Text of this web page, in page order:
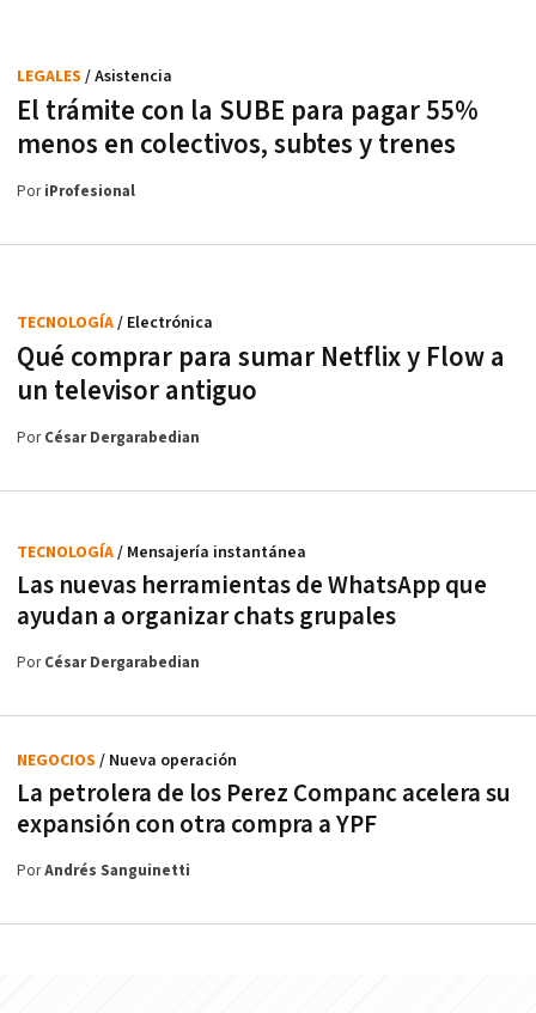
El trámite con la SUBE para pagar 55%
menos en colectivos, subtes y trenes
LEGALES / Asistencia
PoriProfesional
Qué comprar para sumar Netflix y Flow a
un televisor antiguo
TECNOLOGÍA/ Electrónica
PorCésar Dergarabedian
Las nuevas herramientas de WhatsApp que
ayudan a organizar chats grupales
TECNOLOGÍA/ Mensajería instantánea
PorCésar Dergarabedian
La petrolera de los Perez Companc acelera su
expansión con otra compra a YPF
NEGOCIOS / Nueva operación
PorAndrés Sanguinetti